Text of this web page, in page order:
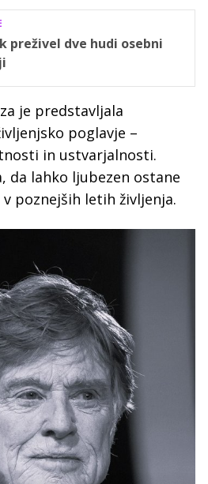
preživel dve hudi osebni
je predstavljala
poglavje –
in ustvarjalnosti.
da lahko ljubezen ostane
poznejših letih življenja.